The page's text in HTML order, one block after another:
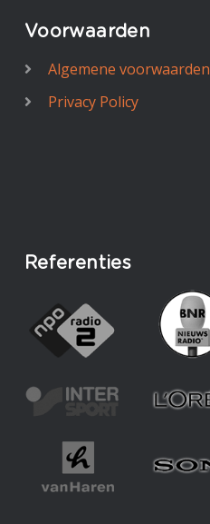
Voorwaarden
Algemene voorwaarden
Privacy Policy
Referenties